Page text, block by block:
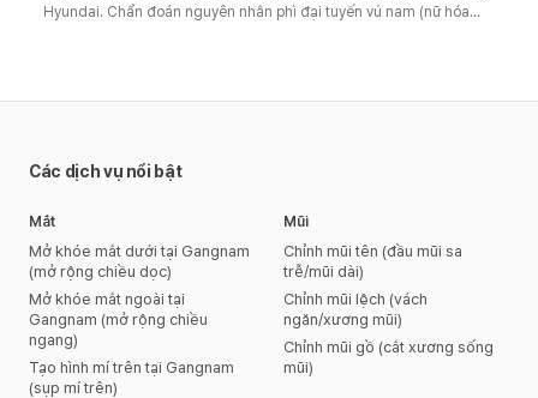
Hyundai. Chẩn đoán nguyên nhân phì đại tuyến vú nam (nữ hóa
Các dịch vụ nổi bật
Mắt
Mở khóe mắt dưới tại Gangnam
(mở rộng chiều dọc)
Mở khóe mắt ngoài tại
Gangnam (mở rộng chiều
ngang)
Tạo hình mí trên tại Gangnam
(sụp mí trên)
Mũi
Chỉnh mũi tên (đầu mũi sa
trễ/mũi dài)
Chỉnh mũi lệch (vách
ngăn/xương mũi)
Chỉnh mũi gồ (cắt xương sống
mũi)